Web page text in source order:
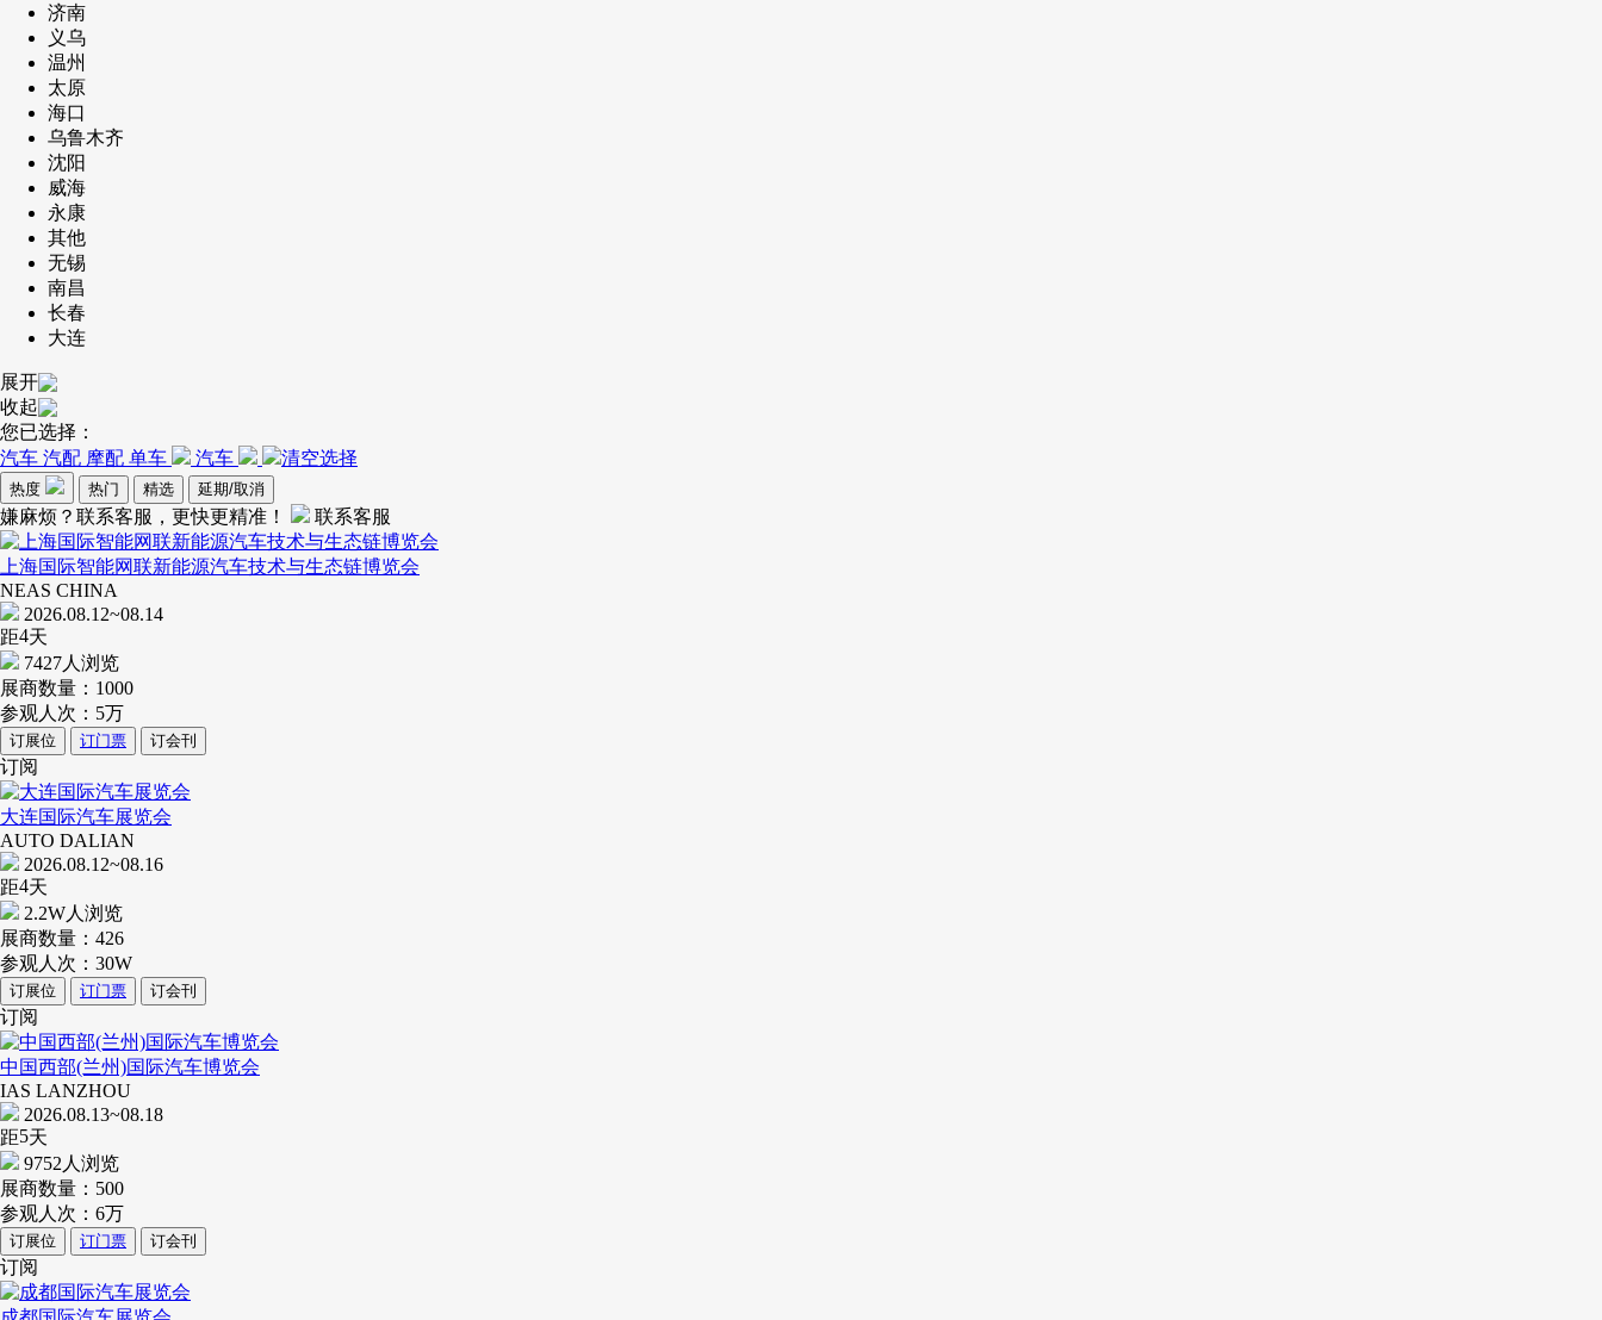
济南
义乌
温州
太原
海口
乌鲁木齐
沈阳
威海
永康
其他
无锡
南昌
长春
大连
展开
收起
您已选择：
汽车 汽配 摩配 单车
汽车 清空选择
热度 热门 精选 延期/取消
嫌麻烦？联系客服，更快更精准！ 联系客服
上海国际智能网联新能源汽车技术与生态链博览会
NEAS CHINA
2026.08.12~08.14
距4天
7427人浏览
展商数量： 1000
参观人次： 5万
订展位 订门票 订会刊
订阅
大连国际汽车展览会
AUTO DALIAN
2026.08.12~08.16
距4天
2.2W人浏览
展商数量： 426
参观人次： 30W
订展位 订门票 订会刊
订阅
中国西部(兰州)国际汽车博览会
IAS LANZHOU
2026.08.13~08.18
距5天
9752人浏览
展商数量： 500
参观人次： 6万
订展位 订门票 订会刊
订阅